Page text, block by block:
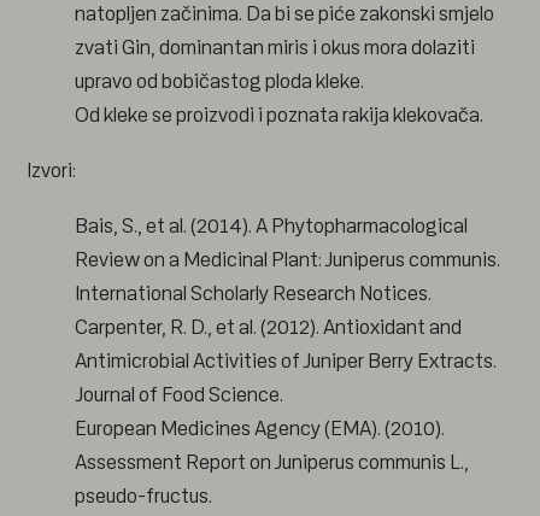
natopljen začinima. Da bi se piće zakonski smjelo
zvati Gin, dominantan miris i okus mora dolaziti
upravo od bobičastog ploda kleke.
Od kleke se proizvodi i poznata rakija klekovača.
Izvori:
Bais, S., et al. (2014). A Phytopharmacological
Review on a Medicinal Plant: Juniperus communis.
International Scholarly Research Notices.
Carpenter, R. D., et al. (2012). Antioxidant and
Antimicrobial Activities of Juniper Berry Extracts.
Journal of Food Science.
European Medicines Agency (EMA). (2010).
Assessment Report on Juniperus communis L.,
pseudo-fructus.